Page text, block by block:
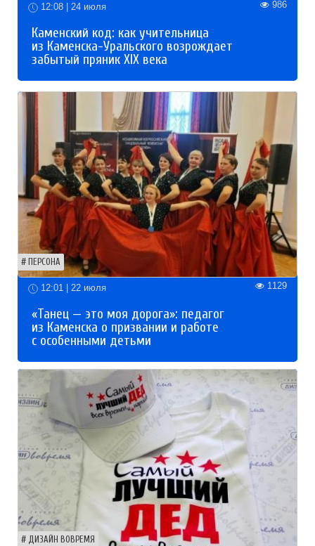
12:08 | 24 июля 986
Каменский код: как учительница
из Каменска-Уральского возрождает
забытый пряник XIX века
ПЕРСОНА
12:01 | 22 июля 1129
«Танец — это моя дорога»: педагог
из Каменска о призвании и работе
с особенными детьми
ДИЗАЙН ВОВРЕМЯ